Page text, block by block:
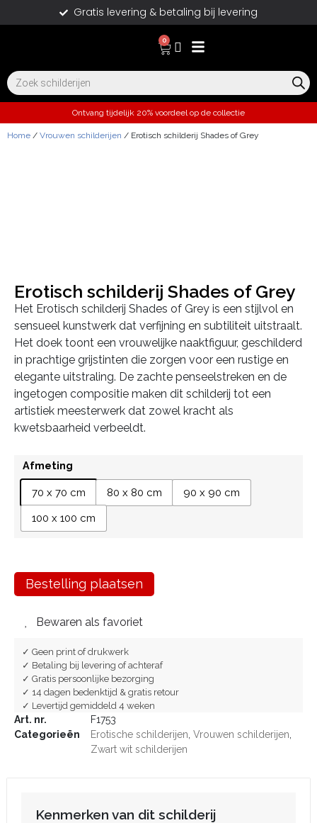
Gratis levering & betaling bij levering
0
Ontvang tijdelijk 20% voordeel op de collectie
Home / Vrouwen schilderijen / Erotisch schilderij Shades of Grey
Erotisch schilderij Shades of Grey
Het Erotisch schilderij Shades of Grey is een stijlvol en
sensueel kunstwerk dat verfijning en subtiliteit uitstraalt.
Het doek toont een vrouwelijke naaktfiguur, geschilderd
in prachtige grijstinten die zorgen voor een rustige en
elegante uitstraling. De zachte penseelstreken en de
ingetogen compositie maken dit schilderij tot een
artistiek meesterwerk dat zowel kracht als
kwetsbaarheid verbeeldt.
Afmeting
70 x 70 cm 80 x 80 cm
90 x 90 cm
100 x 100 cm
Bestelling plaatsen
Bewaren als favoriet
✓ Geen print of drukwerk
✓ Betaling bij levering of achteraf
✓ Gratis persoonlijke bezorging
✓ 14 dagen bedenktijd & gratis retour
✓ Levertijd gemiddeld 4 weken
Art. nr.
F1753
Categorieën
Erotische schilderijen Vrouwen schilderijen
Zwart wit schilderijen
Kenmerken van dit schilderij